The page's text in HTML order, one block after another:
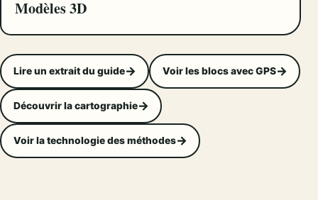
Modèles 3D
Lire un extrait du guide Voir les blocs avec GPS
Découvrir la cartographie
Voir la technologie des méthodes